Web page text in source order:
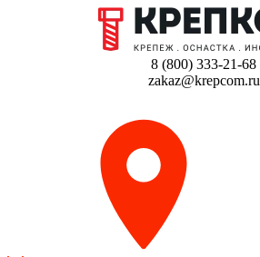
8 (800) 333-21-68
zakaz@krepcom.ru